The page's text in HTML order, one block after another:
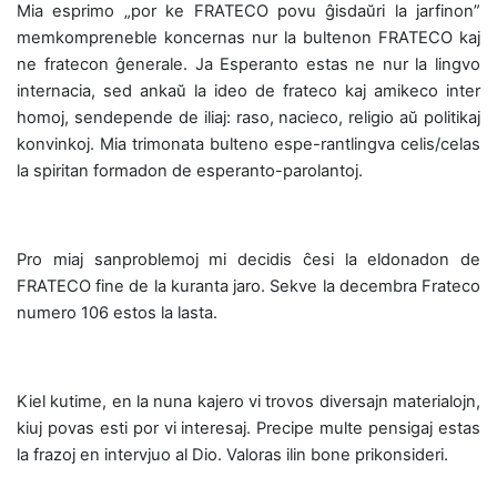
Mia esprimo „por ke FRATECO povu ĝisdaŭri la jarfinon”
memkompreneble koncernas nur la bultenon FRATECO kaj
ne fratecon ĝenerale. Ja Esperanto estas ne nur la lingvo
internacia, sed ankaŭ la ideo de frateco kaj amikeco inter
homoj, sendepende de iliaj: raso, nacieco, religio aŭ politikaj
konvinkoj. Mia trimonata bulteno espe-rantlingva celis/celas
la spiritan formadon de esperanto-parolantoj.
Pro miaj sanproblemoj mi decidis ĉesi la eldonadon de
FRATECO fine de la kuranta jaro. Sekve la decembra Frateco
numero 106 estos la lasta.
Kiel kutime, en la nuna kajero vi trovos diversajn materialojn,
kiuj povas esti por vi interesaj. Precipe multe pensigaj estas
la frazoj en intervjuo al Dio. Valoras ilin bone prikonsideri.